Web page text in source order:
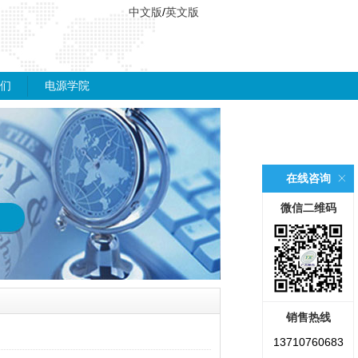
中文版/英文版
电源学院
在线咨询
微信二维码
销售热线
13710760683